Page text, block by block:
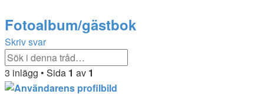
Sök
Fotoalbum/gästbok
Skriv svar
3 inlägg • Sida 1 av 1